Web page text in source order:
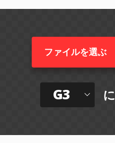
ファイルを選ぶ
G3 に